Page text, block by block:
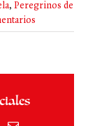
, Peregrinos de